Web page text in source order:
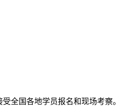
全国各地学员报名和现场考察。